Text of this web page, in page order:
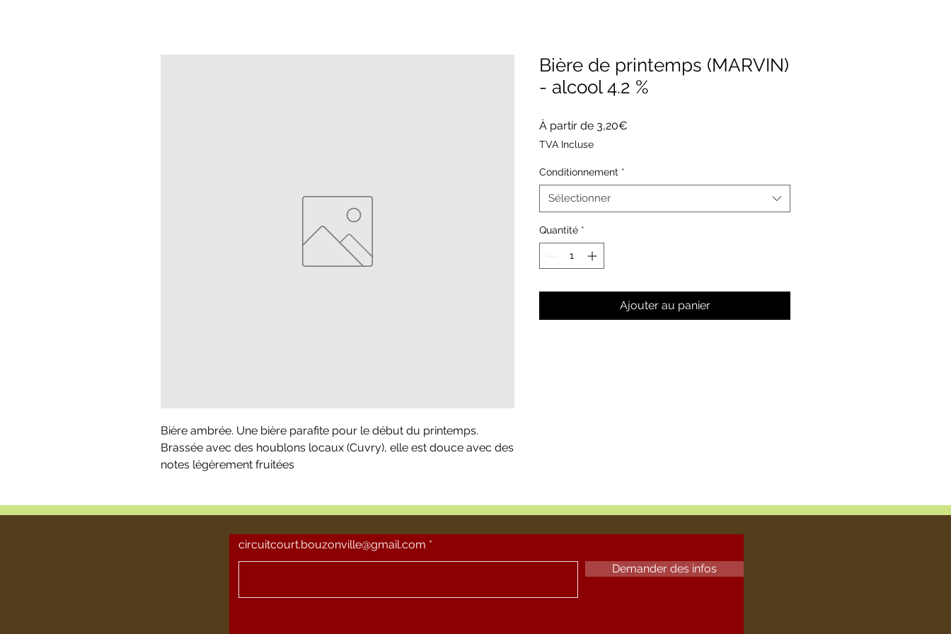
Bière ambrée. Une bière parafite pour le début du printemps.
Brassée avec des houblons locaux (Cuvry), elle est douce avec des
notes légèrement fruitées
Bière de printemps (MARVIN)
- alcool 4.2 %
À partir de 3,20€
TVA Incluse
Conditionnement *
Sélectionner
Quantité *
Ajouter au panier
circuitcourt.bouzonville@gmail.com
Demander des infos